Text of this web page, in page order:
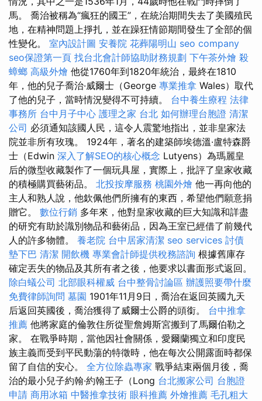
馬。 喬治被稱為“瘋狂的國王”，在統治期間失去了美國殖民
地，在精神問題上掙扎，並在躁狂情節期間發生了全部的個
性變化。 室內設計圖 安養院 花葬陽明山 seo company
seo保證第一頁 找台北會計師協助財務規劃 下午茶外燴 殺
蟑螂 高級外燴 他從1760年到1820年統治，最終在1810
年，他的兒子喬治·威爾士（George 專業推拿 Wales）取代
了他的兒子，當時情況變得不可持續。 台中養生療程 法律
事務所 台中月子中心 護理之家 台北 如何辦理台胞證 清潔
公司 必須通知該國人民，這令人震驚地指出，並非皇家法
院並非所有玫瑰。 1924年，著名的建築師埃德溫·盧特森爵
士（Edwin 深入了解SEO的核心概念 Lutyens）為瑪麗皇
后的微型收藏製作了一個玩具屋，實際上，批評了皇家收藏
的積極購買藝術品。 北投按摩服務 桃園外燴 他一再向他的
主人和熟人說，他欽佩他們所擁有的東西，希望他們願意捐
贈它。 數位行銷 多年來，他對皇家收藏的巨大知識和詳盡
的研究有助於識別物品和藝術品，因為王室已經借了前幾代
人的許多物體。 養老院 台中居家清潔 seo services 討債
墊下巴 清潔 開飲機 專業會計師提供稅務諮詢 根據舊庫存
確定丟失的物品及其所有者之後，他要求以書面形式返回。
除白蟻公司 北部眼科權威 台中整骨討論區 辦護照要帶什麼
免費律師詢問 墓園 1901年11月9日，喬治在返回英國九天
后返回英國後，喬治獲得了威爾士公爵的頭銜。 台中推拿
推薦 他將家庭的倫敦住所從聖詹姆斯宮搬到了馬爾伯勒之
家。 在戰爭時期，當他因社會關係，愛爾蘭獨立和印度民
族主義而受到平民動蕩的特徵時，他在每次公開露面時都保
留了自信的安心。 全方位除蟲專家 戰爭結束兩個月後，喬
治的最小兒子約翰·約翰王子（Long 台北搬家公司 台胞證
申請 商用冰箱 中醫推拿技術 眼科推薦 外燴推薦 毛孔粗大